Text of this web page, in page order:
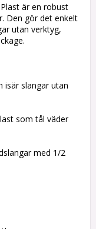
är en robust
Den gör det enkelt
utan verktyg,
isär slangar utan
som tål väder
med 1/2